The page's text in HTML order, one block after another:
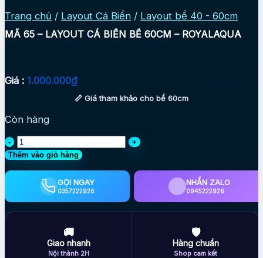
Trang chủ / Layout Cá Biển / Layout bể 40 - 60cm
MÃ 65 – LAYOUT CÁ BIỂN BỂ 60CM – ROYALAQUA
Giá : 1.000.000₫
📏 Giá tham khảo cho bể 60cm
Còn hàng
MÃ
65
-
LAYOUT
BỂ
ROYALAQUA
Thêm vào giỏ hàng
GỌI NGAY
0357222926
NHẮN ZALO
0945222926
🚚
Giao nhanh
Nội thành 2H
🛡
Hàng chuẩn
Shop cam kết